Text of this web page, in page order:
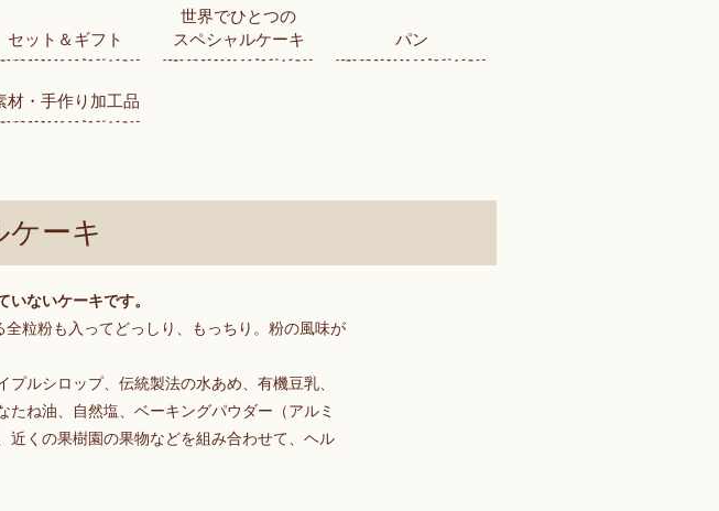
セット＆ギフト
世界でひとつの
スペシャルケーキ
パン
材・手作り加工品
ケーキ
ないケーキです。
粒粉も入ってどっしり、もっちり。粉の風味が
ルシロップ、伝統製法の水あめ、有機豆乳、
ね油、自然塩、ベーキングパウダー（アルミ
近くの果樹園の果物などを組み合わせて、ヘル